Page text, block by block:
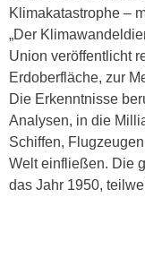
Klimakatastrophe –
„Der
Union veröffentlicht
Erdoberfläche, zur
Die Erkenntnisse
Analysen, in die
Schiffen,
Welt einfließen. Die
das Jahr 1950,